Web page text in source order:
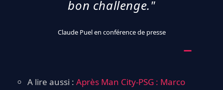
bon challenge."
Claude Puel en conférence de presse
A lire aussi : Après Man City-PSG : Marco